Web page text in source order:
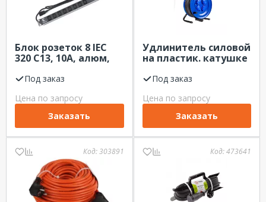
Блок розеток 8 IEC
320 C13, 10А, алюм,
IEC 320 C14 Cabeus
Под заказ
Цена по запросу
Заказать
Удлинитель силовой
на пластик. катушке
IP44 Атлант
Под заказ
Цена по запросу
Заказать
Код:303891 Код:473641